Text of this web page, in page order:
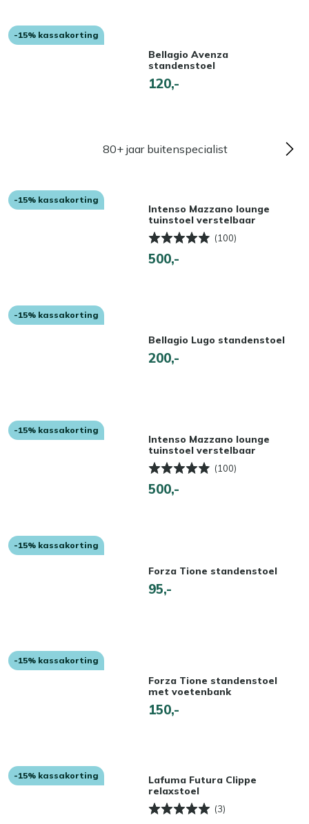
-15% kassakorting
Bellagio Avenza
standenstoel
120,-
80+ jaar buitenspecialist
-15% kassakorting
Intenso Mazzano lounge
tuinstoel verstelbaar
(100)
500,-
-15% kassakorting
Bellagio Lugo standenstoel
200,-
-15% kassakorting
Intenso Mazzano lounge
tuinstoel verstelbaar
(100)
500,-
-15% kassakorting
Forza Tione standenstoel
95,-
-15% kassakorting
Forza Tione standenstoel
met voetenbank
150,-
-15% kassakorting
Lafuma Futura Clippe
relaxstoel
(3)